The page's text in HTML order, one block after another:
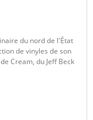
du nord de l'État
de vinyles de son
Cream, du Jeff Beck